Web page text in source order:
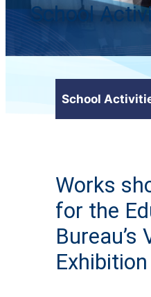
School
School
External Awards
Students' Work
Works
for the
Bureau’s
Exhibition